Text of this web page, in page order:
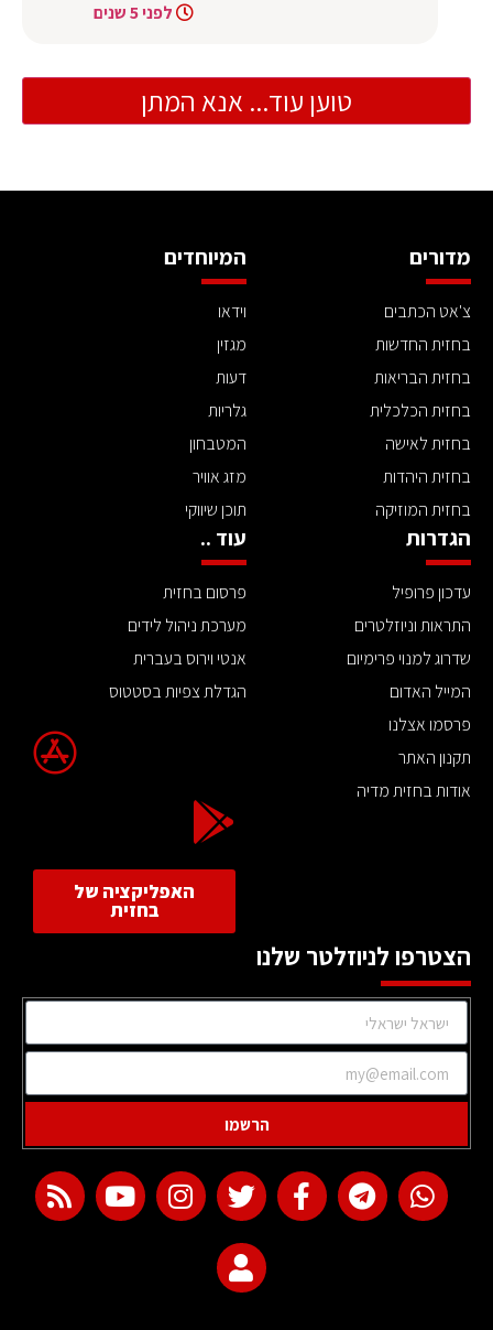
לפני 5 שנים
טוען עוד... אנא המתן
מדורים
צ'אט הכתבים
בחזית החדשות
בחזית הבריאות
בחזית הכלכלית
בחזית לאישה
בחזית היהדות
בחזית המוזיקה
המיוחדים
וידאו
מגזין
דעות
גלריות
המטבחון
מזג אוויר
תוכן שיווקי
הגדרות
עדכון פרופיל
התראות וניוזלטרים
שדרוג למנוי פרימיום
המייל האדום
פרסמו אצלנו
תקנון האתר
אודות בחזית מדיה
עוד ..
פרסום בחזית
מערכת ניהול לידים
אנטי וירוס בעברית
הגדלת צפיות בסטטוס
האפליקציה של
בחזית
הצטרפו לניוזלטר שלנו
הרשמו